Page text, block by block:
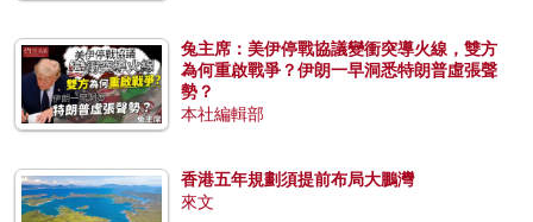
兔主席：美伊停戰協議變衝突導火線，雙方
為何重啟戰爭？伊朗一早洞悉特朗普虛張聲
勢？
本社編輯部
香港五年規劃須提前布局大鵬灣
來文